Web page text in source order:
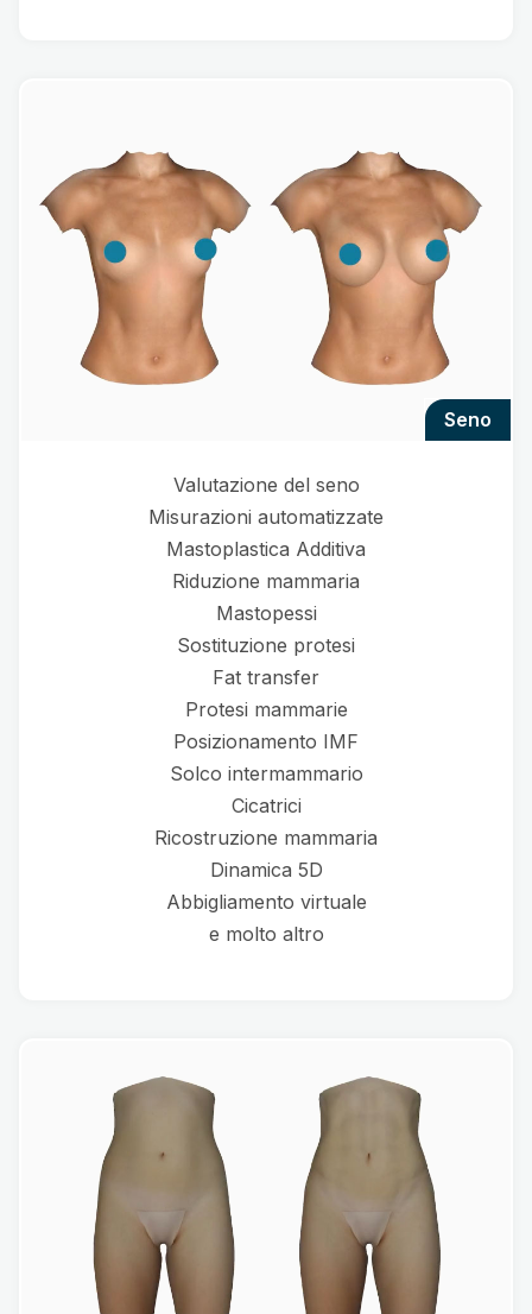
seno
Valutazione del seno
Misurazioni automatizzate
Mastoplastica Additiva
Riduzione mammaria
Mastopessi
Sostituzione protesi
Fat transfer
Protesi mammarie
Posizionamento IMF
Solco intermammario
Cicatrici
Ricostruzione mammaria
Dinamica 5D
Abbigliamento virtuale
e molto altro